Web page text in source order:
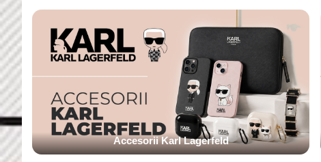
Accesorii Karl Lagerfeld